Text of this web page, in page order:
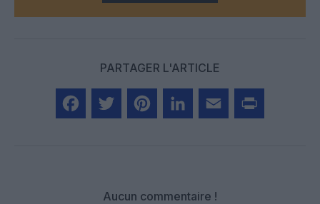
PARTAGER L'ARTICLE
Aucun commentaire !